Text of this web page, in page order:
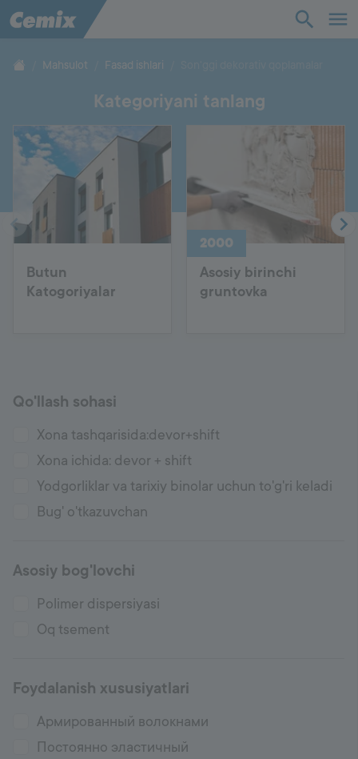
Mahsulot
Yordam
Biz haqimizda
Aloqa
Language:
UZ
Mahsulot Fasad ishlari
Kategoriyani tanlang
Butun
Katogoriyalar
2000
Asosiy birinchi
gruntovka
Qo'llash sohasi
Xona tashqarisida:devor+shift
Xona ichida: devor + shift
Yodgorliklar va tarixiy binolar uchun to'g'ri keladi
Bug' o'tkazuvchan
Asosiy bog'lovchi
Polimer dispersiyasi
Oq tsement
Foydalanish xususiyatlari
Армированный волокнами
Постоянно эластичный